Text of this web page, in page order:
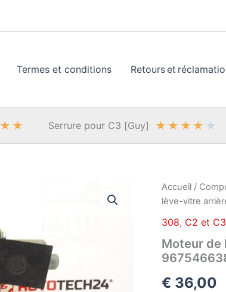
Termes et conditions Retours et
★ ★ Serrure pour C3 [Guy] ★ ★ ★ ★ ★
Accueil /
lève-vitre
308, C2 et
Moteur de
€ 36,00